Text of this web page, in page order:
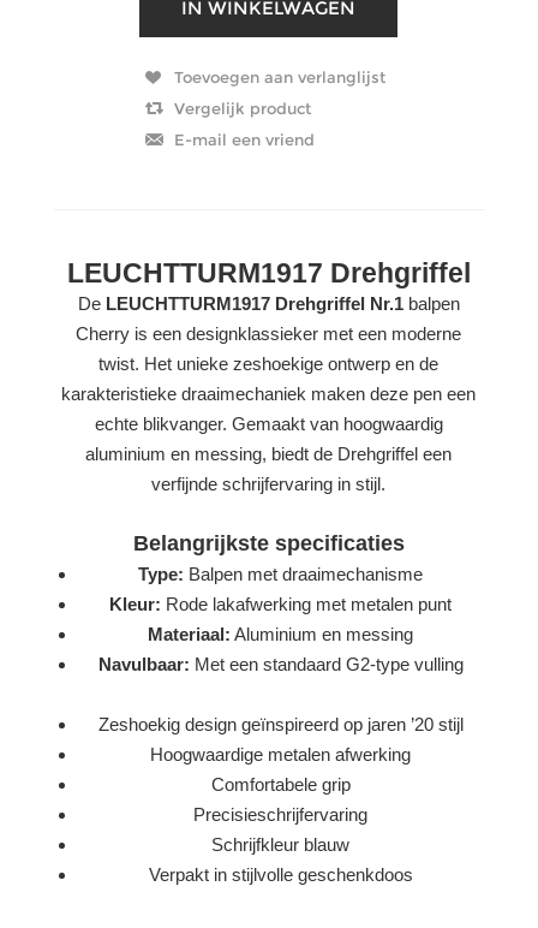
LEUCHTTURM1917 Drehgriffel
De LEUCHTTURM1917 Drehgriffel Nr.1balpen
Cherry is een designklassieker met een moderne
twist. Het unieke zeshoekige ontwerp en de
karakteristieke draaimechaniek maken deze pen een
echte blikvanger. Gemaakt van hoogwaardig
aluminium en messing, biedt de Drehgriffel een
verfijnde schrijfervaring in stijl.
Belangrijkste specificaties
Type: Balpen met draaimechanisme
Kleur: Rode lakafwerking met metalen punt
Materiaal: Aluminium en messing
Navulbaar: Met een standaard G2-type vulling
Zeshoekig design geïnspireerd op jaren ’20 stijl
Hoogwaardige metalen afwerking
Comfortabele grip
Precisieschrijfervaring
Schrijfkleur blauw
Verpakt in stijlvolle geschenkdoos